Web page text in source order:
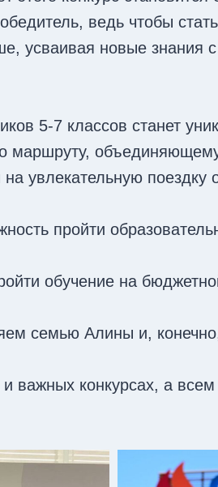
ведь чтобы
усваивая новые знания
5-7 классов станет
маршруту,
увлекательную
пройти
обучение на
семью Алины и,
конкурсах, а всем